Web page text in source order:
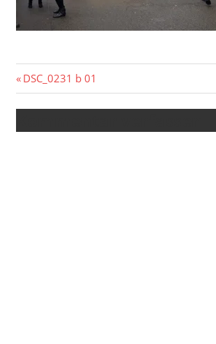
Beitragsnavigation
Vorheriger
Beitrag:
DSC_0231 b 01